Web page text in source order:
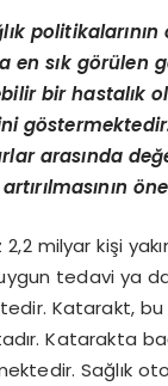
politikalarının
en sık görülen g
bir hastalık
gö
arasında
artırılmasının ö
milyar kişi
uygun tedavi ya
Katarakt,
Katarakta
Sağlık